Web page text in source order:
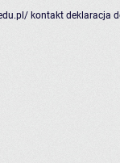
kontakt deklaracja